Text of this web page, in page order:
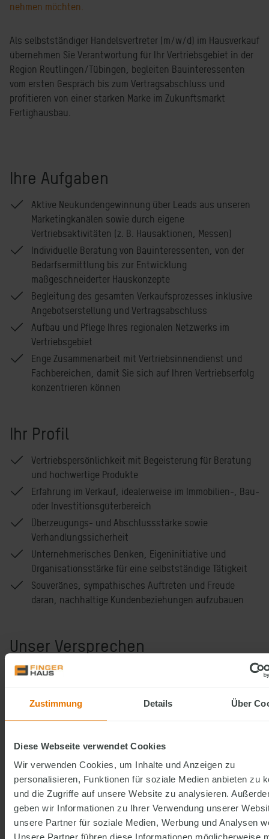
Zustimmung Details Über
Diese Webseite verwendet Cookies
Wir verwenden Cookies, um Inhalte und Anzeigen zu
personalisieren, Funktionen für soziale Medien anbieten zu
und die Zugriffe auf unsere Website zu analysieren.
geben wir Informationen zu Ihrer Verwendung unserer
unsere Partner für soziale Medien, Werbung und Analysen
nehmen möchten.
Als selbstständiger Handelsvertreter (m/w/d) im Hausverkauf
übernehmen Sie Verantwortung für Ihr Vertriebsgebiet in der
Region Reutlingen/Tübingen, begleiten Bauinteressenten
vom ersten Gespräch bis zum Vertragsabschluss und
profitieren von einer starken Marke im Zukunftsmarkt
Fertighausbau.
Ihre Aufgaben
Aktive Neukundengewinnung über Leads aus unseren
Marketingkanälen sowie durch eigene
Vertriebsaktivitäten (z. B. Hausaktionen, Messen)
Individuelle Beratung von Bauinteressenten, von der
Bedarfsermittlung bis zur Entwicklung
maßgeschneiderter Hauskonzepte
Begleitung des gesamten Verkaufsprozesses inklusive
Angebotserstellung und Vertragsabschluss
Aufbau und Pflege Ihres regionalen Netzwerks im
Vertriebsgebiet
Enge Zusammenarbeit mit Vertriebsinnendienst und
Fachbereichen, damit Sie sich auf Ihren Vertriebserfolg
konzentrieren können
Ihr Profil
Vertriebspersönlichkeit mit Begeisterung für Beratung
und hochwertige Produkte
Erfahrung im Verkauf, idealerweise im Immobilien-, Bau-
oder Investitionsgüterbereich
Überzeugungs- und Abschlussstärke sowie
Verhandlungssicherheit
Unternehmerisches Denken, Eigeninitiative und
Organisationsstärke für eine selbstständige Tätigkeit
Souveränes, sympathisches Auftreten und Freude
daran, nachhaltige Kundenbeziehungen aufzubauen
Unser Versprechen
Selbstständigkeit mit starker Marke:
Tätigkeit als freier
Eigenverantwortung und der Sicherheit eines
überdurchschnittlichen Einkommenschancen sowie
Incentive-Reisen.
Qualifizierte Leads aus der Zentraleund Unterstützung
bei eigenen Vertriebs- und Marketingaktivitäten.
Umfassende Einarbeitung & Schulungen, inklusive
vertrieblicher und baurelevanter Trainings bis hin zum